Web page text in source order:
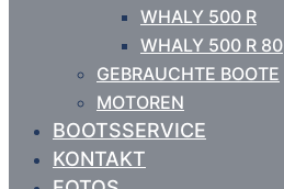
WHALY 500 R
WHALY 500 R 80
GEBRAUCHTE BOOTE
MOTOREN
BOOTSSERVICE
KONTAKT